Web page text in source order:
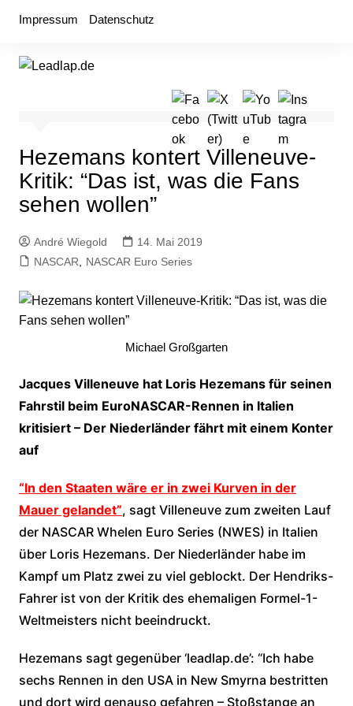
Impressum Datenschutz
Hezemans kontert Villeneuve-
Kritik: “Das ist, was die Fans
sehen wollen”
André Wiegold
14. Mai 2019
NASCAR, NASCAR Euro Series
Michael Großgarten
Jacques Villeneuve hat Loris Hezemans für seinen
Fahrstil beim EuroNASCAR-Rennen in Italien
kritisiert – Der Niederländer fährt mit einem Konter
auf
“In den Staaten wäre er in zwei Kurven in der
Mauer gelandet”, sagt Villeneuve zum zweiten Lauf
der NASCAR Whelen Euro Series (NWES) in Italien
über Loris Hezemans. Der Niederländer habe im
Kampf um Platz zwei zu viel geblockt. Der Hendriks-
Fahrer ist von der Kritik des ehemaligen Formel-1-
Weltmeisters nicht beeindruckt.
Hezemans sagt gegenüber ‘leadlap.de’: “Ich habe
sechs Rennen in den USA in New Smyrna bestritten
und dort wird genauso gefahren – Stoßstange an